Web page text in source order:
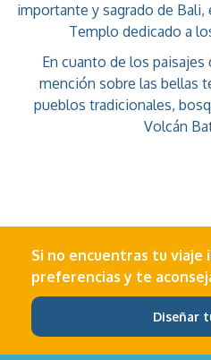
importante y sagrado de
Templo dedicado a
En cuanto de los
mención sobre las bellas
pueblos tradicionales,
Volcán
Si no encuentras tu viaje
preferencias y te
Diseñar